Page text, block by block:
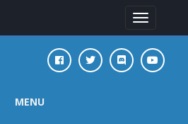
Toggle
navigation
MENU